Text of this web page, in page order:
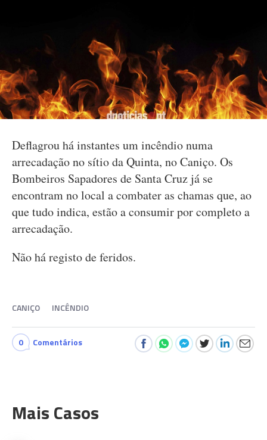
Deflagrou há instantes um incêndio numa
arrecadação no sítio da Quinta, no Caniço. Os
Bombeiros Sapadores de Santa Cruz já se
encontram no local a combater as chamas que, ao
que tudo indica, estão a consumir por completo a
arrecadação.
Não há registo de feridos.
CANIÇO INCÊNDIO
0 Comentários
Mais Casos